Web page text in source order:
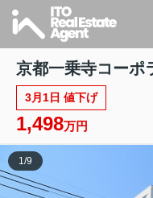
京都一乗寺コーポ
3月1日 値下げ
1,498万円
1 /9